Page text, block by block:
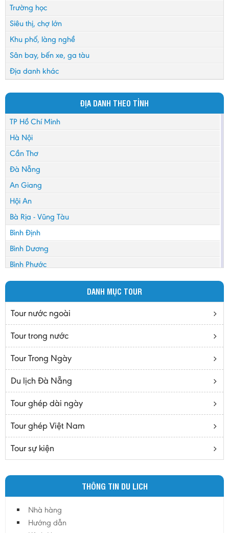
Trường học
Siêu thị, chợ lớn
Khu phố, làng nghề
Sân bay, bến xe, ga tàu
Địa danh khác
ĐỊA DANH THEO TỈNH
TP Hồ Chí Minh
Hà Nội
Cần Thơ
Đà Nẵng
An Giang
Hội An
Bà Rịa - Vũng Tàu
Bình Định
Bình Dương
Bình Phước
Bình Thuận
Bắc Giang
Bắc Ninh
Bến Tre
Cà mau
Cao Bằng
Daknông
Đồng Nai
Đồng Tháp
Đắc Lắc
Hà Nam
DANH MỤC TOUR
Tour nước ngoài
Tour trong nước
Tour Trong Ngày
Du lịch Đà Nẵng
Tour ghép dài ngày
Tour ghép Việt Nam
Tour sự kiện
THÔNG TIN DU LICH
Nhà hàng
Hướng dẫn